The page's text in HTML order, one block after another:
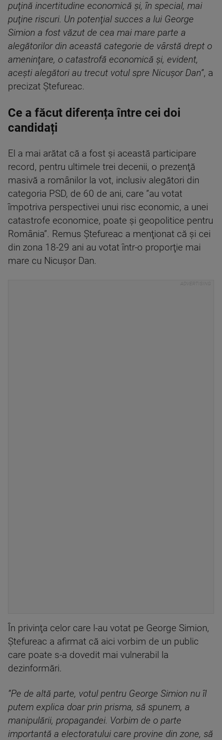
puţină incertitudine economică şi, în special, mai
puţine riscuri. Un potenţial succes a lui George
Simion a fost văzut de cea mai mare parte a
alegătorilor din această categorie de vârstă drept o
ameninţare, o catastrofă economică şi, evident,
aceşti alegători au trecut votul spre Nicuşor Dan”, a
precizat Ştefureac.
Ce a făcut diferența între cei doi
candidați
El a mai arătat că a fost şi această participare
record, pentru ultimele trei decenii, o prezenţă
masivă a românilor la vot, inclusiv alegători din
categoria PSD, de 60 de ani, care ”au votat
împotriva perspectivei unui risc economic, a unei
catastrofe economice, poate şi geopolitice pentru
România”. Remus Ştefureac a menţionat că şi cei
din zona 18-29 ani au votat într-o proporţie mai
mare cu Nicuşor Dan.
În privinţa celor care l-au votat pe George Simion,
Ştefureac a afirmat că aici vorbim de un public
care poate s-a dovedit mai vulnerabil la
dezinformări.
”Pe de altă parte, votul pentru George Simion nu îl
putem explica doar prin prisma, să spunem, a
manipulării, propagandei. Vorbim de o parte
importantă a electoratului care provine din zone, să